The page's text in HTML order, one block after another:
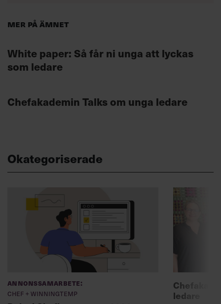
Mer på ämnet
White paper: Så får ni unga att lyckas
som ledare
Chefakademin Talks om unga ledare
Okategoriserade
Annonssamarbete:
Chef + Winningtemp
ledare